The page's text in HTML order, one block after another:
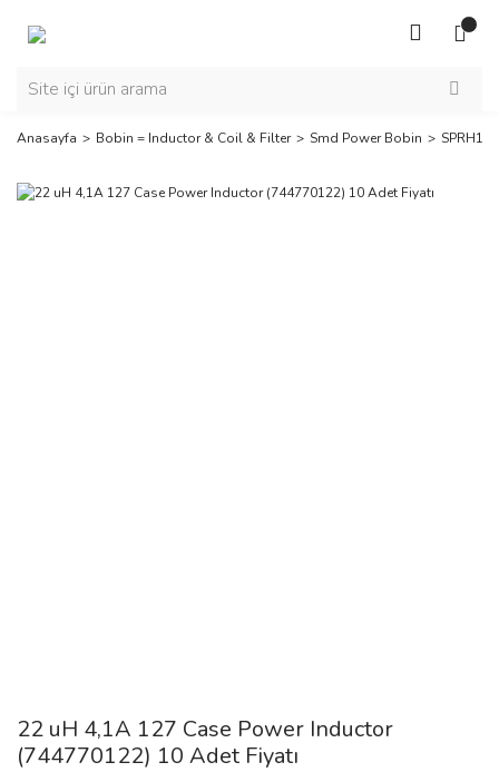
Anasayfa Bobin = Inductor & Coil & Filter Smd Power Bobin SPRH127
22 uH 4,1A 127 Case Power Inductor
(744770122) 10 Adet Fiyatı